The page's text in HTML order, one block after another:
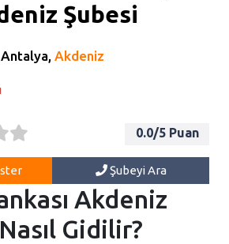
Şubesi
Antalya, Akdeniz
0.0/5 Puan
Şubeyi Ara
Akdeniz
Gidilir?